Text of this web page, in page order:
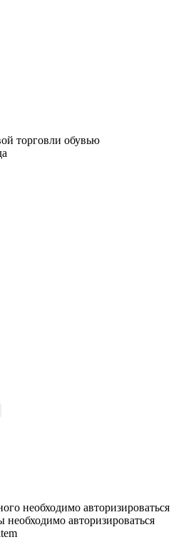
торговли обувью
необходимо авторизироваться
необходимо авторизироваться